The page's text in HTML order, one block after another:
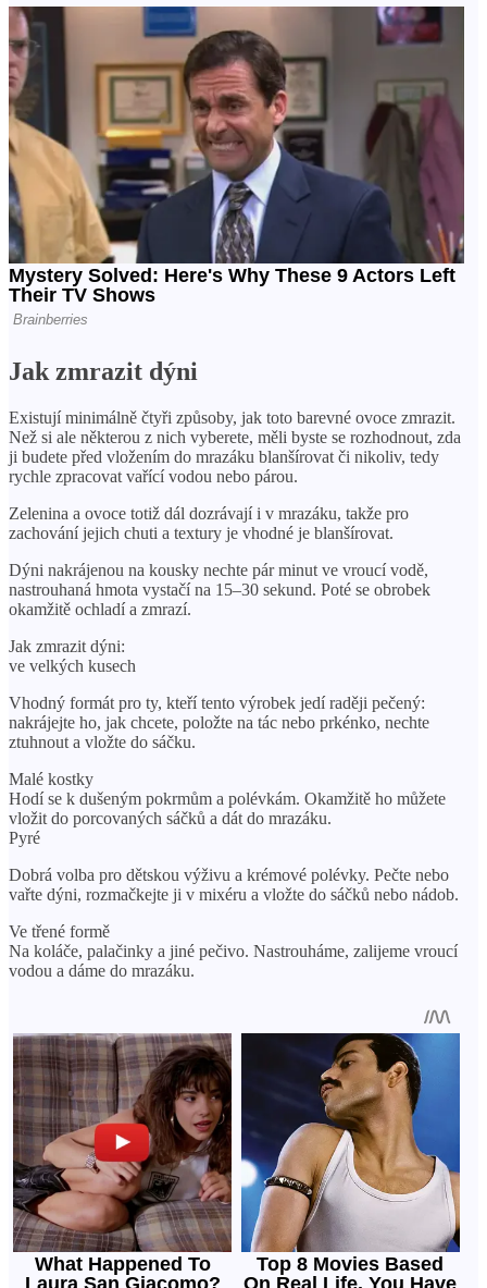
Jak zmrazit dýni
Existují minimálně čtyři způsoby, jak toto barevné ovoce zmrazit.
Než si ale některou z nich vyberete, měli byste se rozhodnout, zda
ji budete před vložením do mrazáku blanšírovat či nikoliv, tedy
rychle zpracovat vařící vodou nebo párou.
Zelenina a ovoce totiž dál dozrávají i v mrazáku, takže pro
zachování jejich chuti a textury je vhodné je blanšírovat.
Dýni nakrájenou na kousky nechte pár minut ve vroucí vodě,
nastrouhaná hmota vystačí na 15–30 sekund. Poté se obrobek
okamžitě ochladí a zmrazí.
Jak zmrazit dýni:
ve velkých kusech
Vhodný formát pro ty, kteří tento výrobek jedí raději pečený:
nakrájejte ho, jak chcete, položte na tác nebo prkénko, nechte
ztuhnout a vložte do sáčku.
Malé kostky
Hodí se k dušeným pokrmům a polévkám. Okamžitě ho můžete
vložit do porcovaných sáčků a dát do mrazáku.
Pyré
Dobrá volba pro dětskou výživu a krémové polévky. Pečte nebo
vařte dýni, rozmačkejte ji v mixéru a vložte do sáčků nebo nádob.
Ve třené formě
Na koláče, palačinky a jiné pečivo. Nastrouháme, zalijeme vroucí
vodou a dáme do mrazáku.